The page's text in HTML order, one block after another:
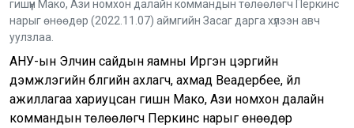
гишүүн Мако, Ази номхон далайн коммандын төлөөлөгч Перкинс
нарыг өнөөдөр (2022.11.07) аймгийн Засаг дарга хүлээн авч
уулзлаа.
АНУ-ын Элчин сайдын яамны Иргэн цэргийн
дэмжлэгийн бүлгийн ахлагч, ахмад Веадербее, үйл
ажиллагаа хариуцсан гишүүн Мако, Ази номхон далайн
коммандын төлөөлөгч Перкинс нарыг өнөөдөр